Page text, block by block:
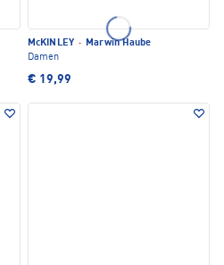
McKINLEY · Marwin Haube
Damen
€ 19,99